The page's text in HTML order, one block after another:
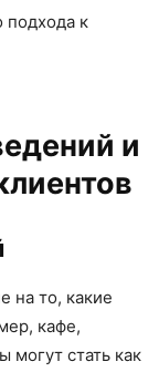
подхода к
и
на то, какие
кафе,
могут стать как